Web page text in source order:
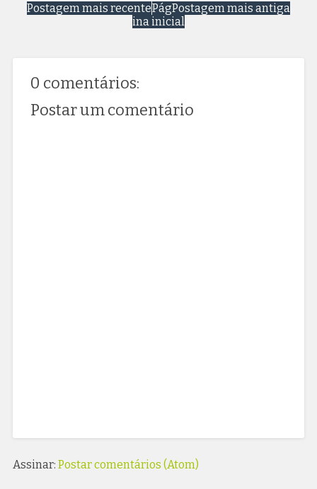
Postagem mais recente Postagem mais antiga
Pág
ina inicial
0 comentários:
Postar um comentário
Assinar: Postar comentários (Atom)